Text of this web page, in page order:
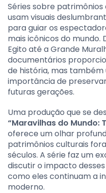
Séries sobre
usam visuais
para guiar os
mais icônicos do mundo.
Egito até a Grande
documentários
de história, mas
importância de
futuras gerações.
Uma produção que se
“Maravilhas do Mundo:
oferece um olhar
patrimônios culturais
séculos. A série faz um
discutir o impacto
como eles continuam a
moderno.